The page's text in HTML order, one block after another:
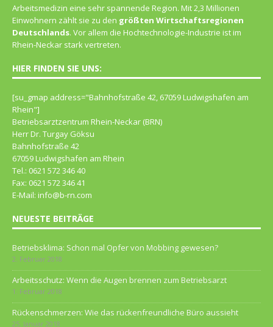
Arbeitsmedizin eine sehr spannende Region. Mit 2,3 Millionen
Einwohnern zählt sie zu den größten Wirtschaftsregionen
Deutschlands. Vor allem die Hochtechnologie-Industrie ist im
Rhein-Neckar stark vertreten.
HIER FINDEN SIE UNS:
[su_gmap address="Bahn­hof­straße 42, 67059 Lud­wigs­ha­fen am
Rhein"]
Betriebsarztzentrum Rhein-Neckar (BRN)
Herr Dr. Turgay Göksu
Bahnhofstraße 42
67059 Ludwigshafen am Rhein
Tel.: 0621 572 346 40
Fax: 0621 572 346 41
E-Mail: info@b-rn.com
NEUESTE BEITRÄGE
Betriebsklima: Schon mal Opfer von Mobbing gewesen?
2. Februar 2018
Arbeitsschutz: Wenn die Augen brennen zum Betriebsarzt
1. Februar 2018
Rückenschmerzen: Wie das rückenfreundliche Büro aussieht
25. Januar 2018